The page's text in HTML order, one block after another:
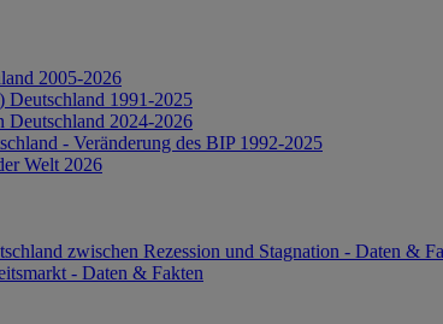
2005-2026
1991-2025
Deutschland 2024-2026
- Veränderung des BIP 1992-2025
Welt 2026
zwischen Rezession und Stagnation - Daten &
- Daten & Fakten